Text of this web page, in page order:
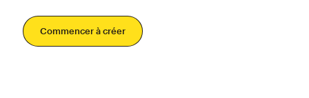
Commencer à créer